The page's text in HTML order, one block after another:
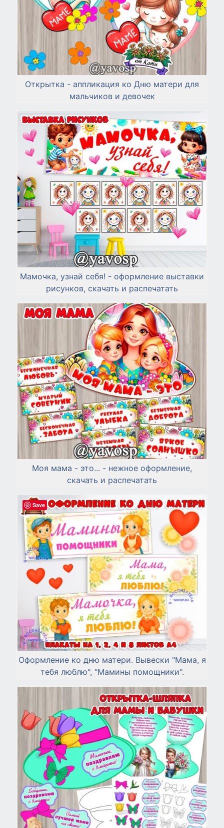
Открытка - аппликация ко Дню матери для
мальчиков и девочек
Мамочка, узнай себя! - оформление выставки
рисунков, скачать и распечатать
Моя мама - это... - нежное оформление,
скачать и распечатать
Оформление ко дню матери. Вывески "Мама, я
тебя люблю", "Мамины помощники".
Save